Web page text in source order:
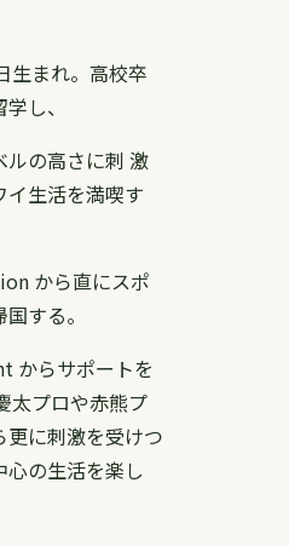
生まれ。高校卒
し、
ルの高さに刺 激
イ生活を満喫す
から直にスポ
する。
からサポートを
太プロや赤熊プ
更に刺激を受けつ
の生活を楽し